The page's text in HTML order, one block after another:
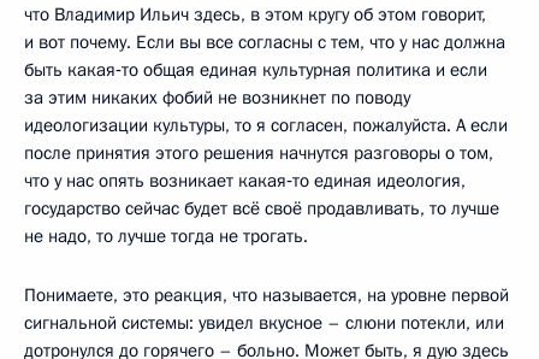
что Владимир Ильич здесь, в этом кругу об этом говорит,
и вот почему. Если вы все согласны с тем, что у нас должна
быть какая‑то общая единая культурная политика и если
за этим никаких фобий не возникнет по поводу
идеологизации культуры, то я согласен, пожалуйста. А если
после принятия этого решения начнутся разговоры о том,
что у нас опять возникает какая‑то единая идеология,
государство сейчас будет всё своё продавливать, то лучше
не надо, то лучше тогда не трогать.
Понимаете, это реакция, что называется, на уровне первой
сигнальной системы: увидел вкусное – слюни потекли, или
дотронулся до горячего – больно. Может быть, я дую здесь